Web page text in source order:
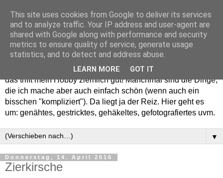
Willkommen in meinem "Wohnzimmer". Einfach und schön -
das trifft mein Hobby ziemlich gut! Manchmal sind die Dinge,
die ich mache aber auch einfach schön (wenn auch ein
bisschen "kompliziert"). Da liegt ja der Reiz. Hier geht es
um: genähtes, gestricktes, gehäkeltes, gefotografiertes uvm.
▼
Donnerstag, 14. April 2016
Zierkirsche
This site uses cookies from Google to deliver its services
and to analyze traffic. Your IP address and user-agent are
shared with Google along with performance and security
metrics to ensure quality of service, generate usage
statistics, and to detect and address abuse.
LEARN MORE GOT IT